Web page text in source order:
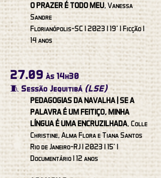
O PRAZER É TODO MEU, Vanessa
Sandre
Florianópolis-SC I 2023 I 19’ I Ficção I
14 anos
27.09 às 14h30
🧵 Sessão Jequitibá(LSE)
PEDAGOGIAS DA NAVALHA | SE A
PALAVRA É UM FEITIÇO, MINHA
LÍNGUA É UMA ENCRUZILHADA, Colle
Christine, Alma Flora e Tiana Santos
Rio de Janeiro-RJ I 2023 I 15’ I
Documentário I 12 anos